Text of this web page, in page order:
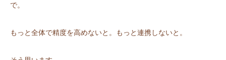
で。
もっと全体で精度を高めないと。もっと連携しないと。